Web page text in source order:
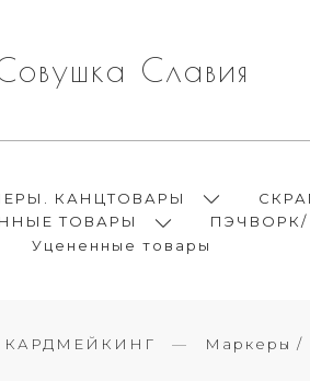
Славия
КАНЦТОВАРЫ
ТОВАРЫ
Уцененные товары
КАРДМЕЙКИНГ Маркеры /